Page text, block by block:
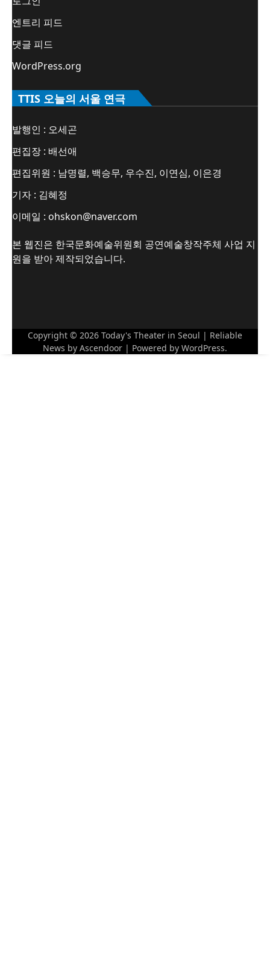
엔트리 피드
댓글 피드
WordPress.org
TTIS 오늘의 서울 연극
발행인 : 오세곤
편집장 : 배선애
편집위원 : 남명렬, 백승무, 우수진, 이연심, 이은경
기자 : 김혜정
이메일 : ohskon@naver.com
본 웹진은 한국문화예술위원회 공연예술창작주체 사업 지
원을 받아 제작되었습니다.
Copyright © 2026 Today's Theater in Seoul | Reliable
News by Ascendoor | Powered by WordPress.